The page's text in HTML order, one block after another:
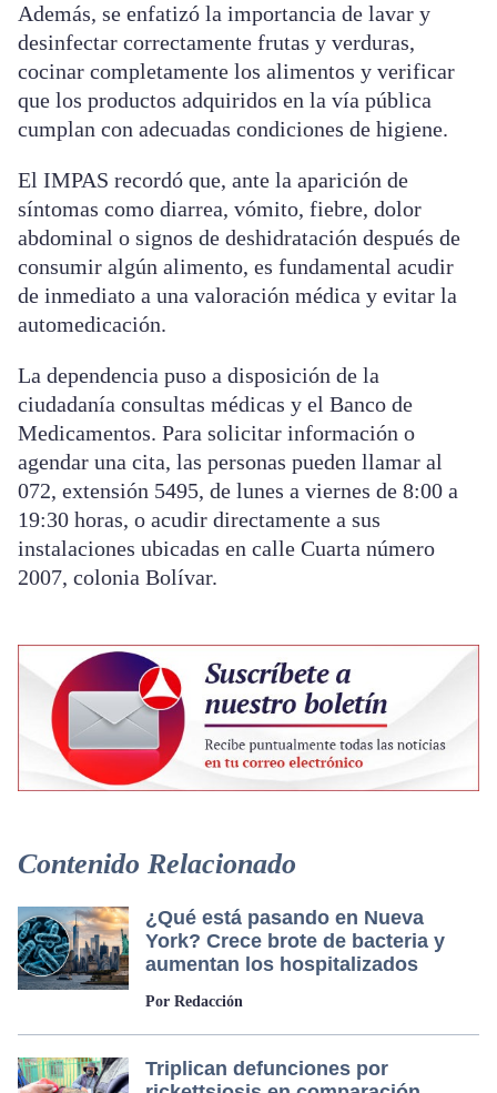
Además, se enfatizó la importancia de lavar y
desinfectar correctamente frutas y verduras,
cocinar completamente los alimentos y verificar
que los productos adquiridos en la vía pública
cumplan con adecuadas condiciones de higiene.
El IMPAS recordó que, ante la aparición de
síntomas como diarrea, vómito, fiebre, dolor
abdominal o signos de deshidratación después de
consumir algún alimento, es fundamental acudir
de inmediato a una valoración médica y evitar la
automedicación.
La dependencia puso a disposición de la
ciudadanía consultas médicas y el Banco de
Medicamentos. Para solicitar información o
agendar una cita, las personas pueden llamar al
072, extensión 5495, de lunes a viernes de 8:00 a
19:30 horas, o acudir directamente a sus
instalaciones ubicadas en calle Cuarta número
2007, colonia Bolívar.
Contenido Relacionado
¿Qué está pasando en Nueva
York? Crece brote de bacteria y
aumentan los hospitalizados
Por Redacción
Triplican defunciones por